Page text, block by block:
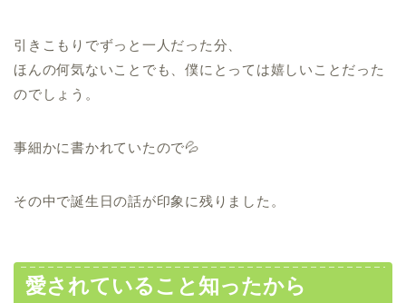
引きこもりでずっと一人だった分、
ほんの何気ないことでも、僕にとっては嬉しいことだった
のでしょう。
事細かに書かれていたので💦
その中で誕生日の話が印象に残りました。
愛されていること知ったから